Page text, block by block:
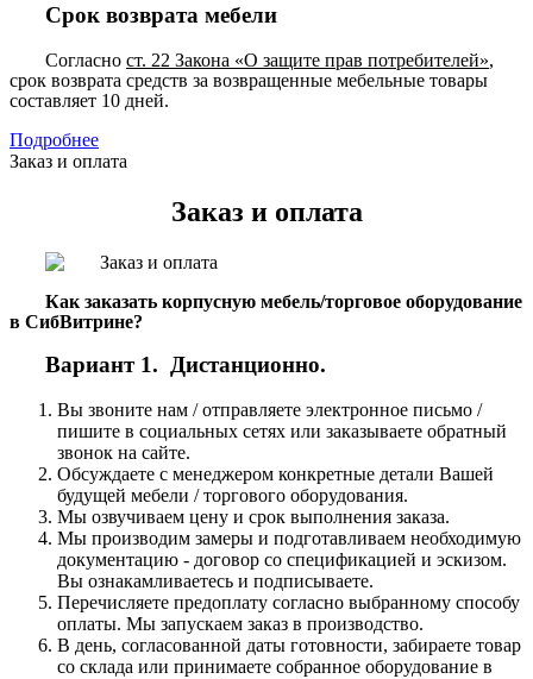
Срок возврата мебели
Согласно ст. 22 Закона «О защите прав потребителей»,
срок возврата средств за возвращенные мебельные товары
составляет 10 дней.
Подробнее
Заказ и оплата
Заказ и оплата
Как заказать корпусную мебель/торговое оборудование
в СибВитрине?
Вариант 1. Дистанционно.
Вы звоните нам / отправляете электронное письмо /
пишите в социальных сетях или заказываете обратный
звонок на сайте.
Обсуждаете с менеджером конкретные детали Вашей
будущей мебели / торгового оборудования.
Мы озвучиваем цену и срок выполнения заказа.
Мы производим замеры и подготавливаем необходимую
документацию - договор со спецификацией и эскизом.
Вы ознакамливаетесь и подписываете.
Перечисляете предоплату согласно выбранному способу
оплаты. Мы запускаем заказ в производство.
В день, согласованной даты готовности, забираете товар
со склада или принимаете собранное оборудование в